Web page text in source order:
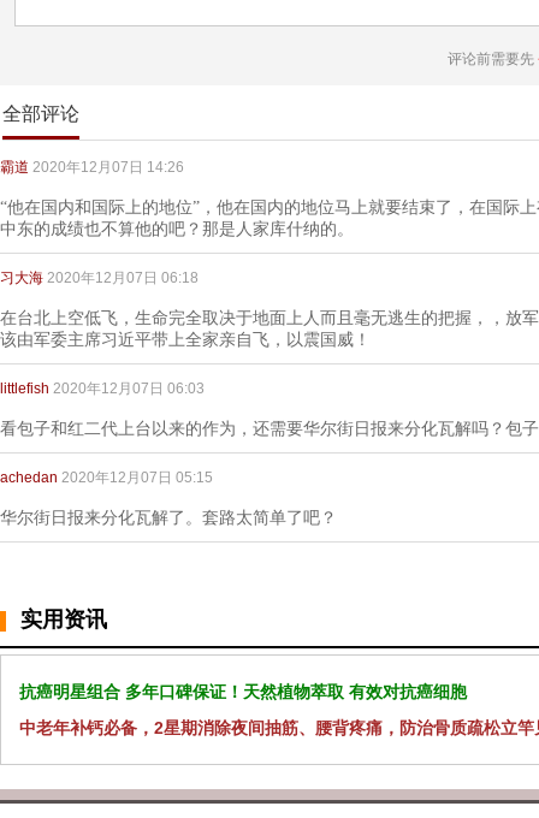
评论前需要先
全部评论
霸道 2020年12月07日 14:26
“他在国内和国际上的地位”，他在国内的地位马上就要结束了，在国际
中东的成绩也不算他的吧？那是人家库什纳的。
习大海 2020年12月07日 06:18
在台北上空低飞，生命完全取决于地面上人而且毫无逃生的把握，，放
该由军委主席习近平带上全家亲自飞，以震国威！
littlefish 2020年12月07日 06:03
看包子和红二代上台以来的作为，还需要华尔街日报来分化瓦解吗？包
achedan 2020年12月07日 05:15
华尔街日报来分化瓦解了。套路太简单了吧？
实用资讯
抗癌明星组合 多年口碑保证！天然植物萃取 有效对抗癌细胞
中老年补钙必备，2星期消除夜间抽筋、腰背疼痛，防治骨质疏松立竿